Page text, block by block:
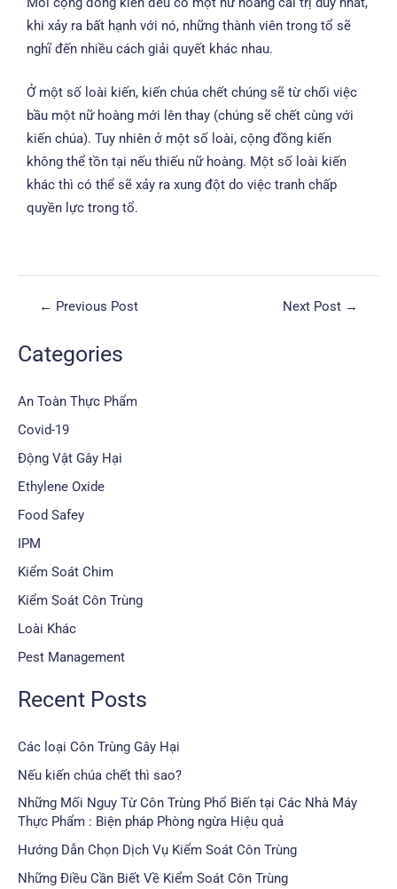
khi xảy ra bất hạnh với nó, những thành viên trong tổ sẽ
nghĩ đến nhiều cách giải quyết khác nhau.
Ở một số loài kiến, kiến chúa chết chúng sẽ từ chối việc
bầu một nữ hoàng mới lên thay (chúng sẽ chết cùng với
kiến chúa). Tuy nhiên ở một số loài, cộng đồng kiến
không thể tồn tại nếu thiếu nữ hoàng. Một số loài kiến
khác thì có thể sẽ xảy ra xung đột do việc tranh chấp
quyền lực trong tổ.
← Previous Post Next Post →
Categories
An Toàn Thực Phẩm
Covid-19
Động Vật Gây Hại
Ethylene Oxide
Food Safey
IPM
Kiểm Soát Chim
Kiểm Soát Côn Trùng
Loài Khác
Pest Management
Recent Posts
Các loại Côn Trùng Gây Hại
Nếu kiến chúa chết thì sao?
Những Mối Nguy Từ Côn Trùng Phổ Biến tại Các Nhà Máy
Thực Phẩm : Biện pháp Phòng ngừa Hiệu quả
Hướng Dẫn Chọn Dịch Vụ Kiểm Soát Côn Trùng
Những Điều Cần Biết Về Kiểm Soát Côn Trùng